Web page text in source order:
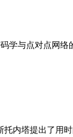
学与点对点网
内塔提出了用